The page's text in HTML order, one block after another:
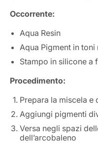
Occorrente:
Aqua Resin
Aqua Pigment in
Stampo in silicone a
Procedimento:
Prepara la miscela
Aggiungi pigmenti
Versa negli spazi
dell’arcobaleno